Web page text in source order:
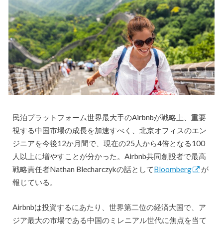
民泊プラットフォーム世界最大手のAirbnbが戦略上、重要
視する中国市場の成長を加速すべく、北京オフィスのエン
ジニアを今後12か月間で、現在の25人から4倍となる100
人以上に増やすことが分かった。Airbnb共同創設者で最高
戦略責任者Nathan Blecharczykの話としてBloomberg
が
報じている。
Airbnbは投資するにあたり、世界第二位の経済大国で、ア
ジア最大の市場である中国のミレニアル世代に焦点を当て